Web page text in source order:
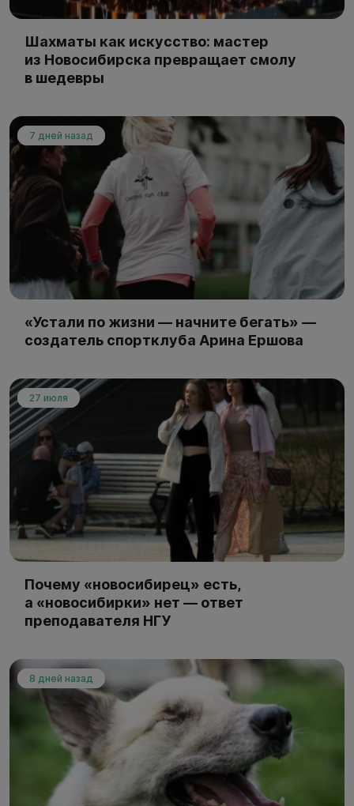
Шахматы как искусство: мастер
из Новосибирска превращает смолу
в шедевры
7 дней назад
«Устали по жизни — начните бегать» —
создатель спортклуба Арина Ершова
27 июля
Почему «новосибирец» есть,
а «новосибирки» нет — ответ
преподавателя НГУ
8 дней назад